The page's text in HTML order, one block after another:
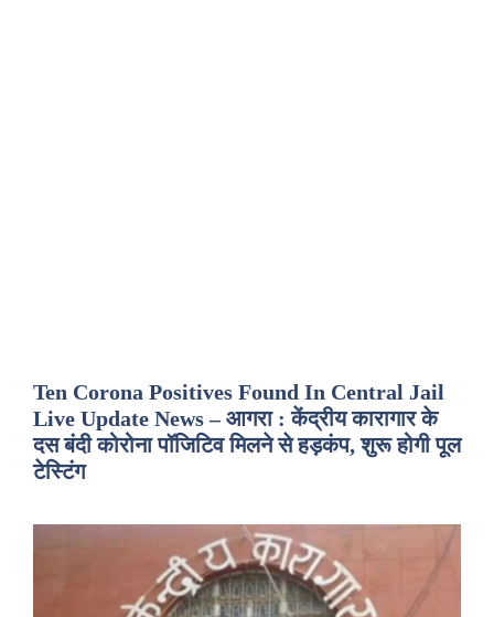
Ten Corona Positives Found In Central Jail
Live Update News – आगरा : केंद्रीय कारागार के
दस बंदी कोरोना पॉजिटिव मिलने से हड़कंप, शुरू होगी पूल
टेस्टिंग